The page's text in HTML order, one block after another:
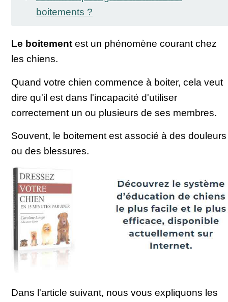
boitements ?
Le boitement est un phénomène courant chez
les chiens.
Quand votre chien commence à boiter, cela veut
dire qu'il est dans l'incapacité d'utiliser
correctement un ou plusieurs de ses membres.
Souvent, le boitement est associé à des douleurs
ou des blessures.
Dans l'article suivant, nous vous expliquons les